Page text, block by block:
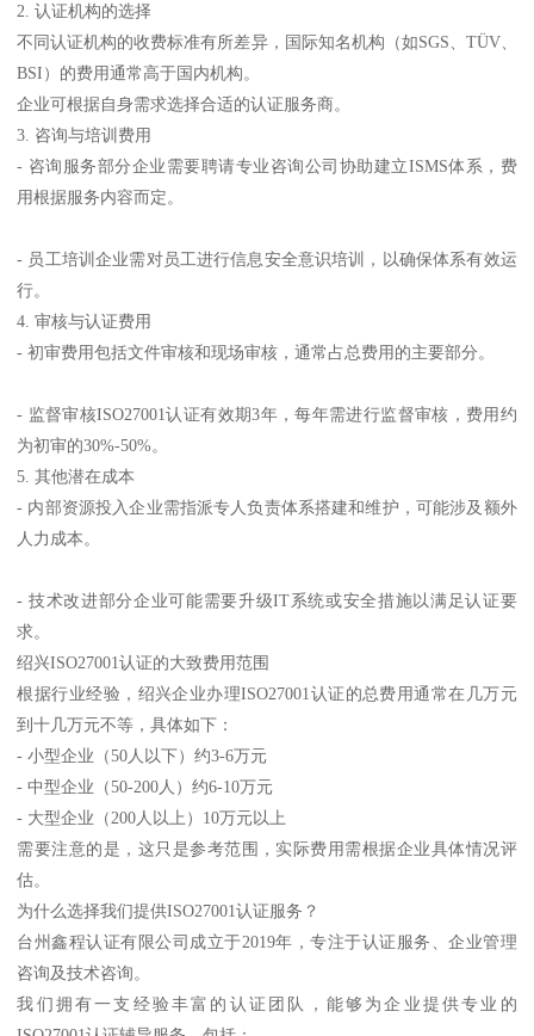
2. 认证机构的选择
不同认证机构的收费标准有所差异，国际知名机构（如SGS、TÜV、
BSI）的费用通常高于国内机构。
企业可根据自身需求选择合适的认证服务商。
3. 咨询与培训费用
- 咨询服务部分企业需要聘请专业咨询公司协助建立ISMS体系，费
用根据服务内容而定。
- 员工培训企业需对员工进行信息安全意识培训，以确保体系有效运
行。
4. 审核与认证费用
- 初审费用包括文件审核和现场审核，通常占总费用的主要部分。
- 监督审核ISO27001认证有效期3年，每年需进行监督审核，费用约
为初审的30%-50%。
5. 其他潜在成本
- 内部资源投入企业需指派专人负责体系搭建和维护，可能涉及额外
人力成本。
- 技术改进部分企业可能需要升级IT系统或安全措施以满足认证要
求。
绍兴ISO27001认证的大致费用范围
根据行业经验，绍兴企业办理ISO27001认证的总费用通常在几万元
到十几万元不等，具体如下：
- 小型企业（50人以下）约3-6万元
- 中型企业（50-200人）约6-10万元
- 大型企业（200人以上）10万元以上
需要注意的是，这只是参考范围，实际费用需根据企业具体情况评
估。
为什么选择我们提供ISO27001认证服务？
台州鑫程认证有限公司成立于2019年，专注于认证服务、企业管理
咨询及技术咨询。
我们拥有一支经验丰富的认证团队，能够为企业提供专业的